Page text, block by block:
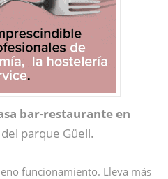
bar-restaurante en
parque Güell.
funcionamiento. Lleva más